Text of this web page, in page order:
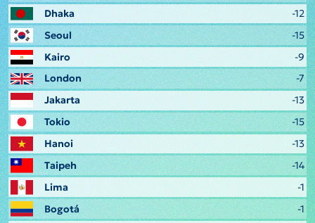
Dhaka
-12
Seoul
-15
Kairo
-9
London
-7
Jakarta
-13
Tokio
-15
Hanoi
-13
Taipeh
-14
Lima
-1
Bogotá
-1